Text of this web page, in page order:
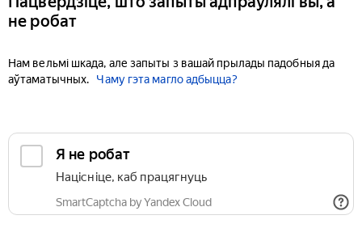
не робат
Нам вельмі шкада, але запыты з вашай прылады падобныя да
аўтаматычных.
Чаму гэта магло адбыцца?
Я не робат
Націсніце, каб працягнуць
SmartCaptcha by Yandex Cloud